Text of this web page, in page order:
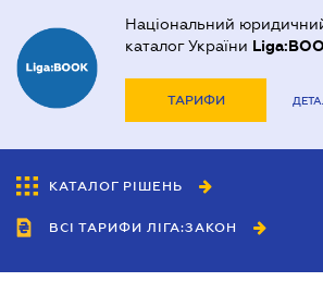
Національний
каталог України
ТАРИФИ
КАТАЛОГ РІШЕНЬ
ВСІ ТАРИФИ ЛІГА:ЗАКОН